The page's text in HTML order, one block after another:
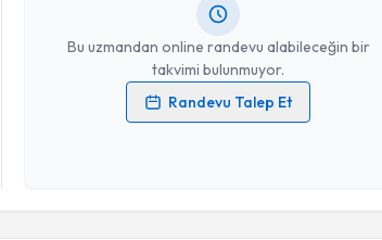
Bu uzmandan online randevu alabileceğin bir
takvimi bulunmuyor.
Randevu Talep Et
Kişisel verilerimin işlenmesine ilişkinAydınlatma Metni
Takvim Talebini Gönder
Randevu Takvimi Talebi